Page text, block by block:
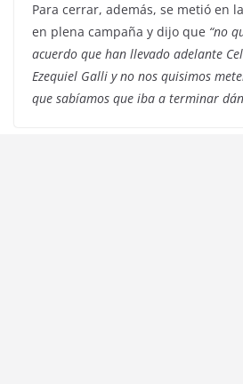
Para cerrar, además, se metió en
en plena campaña y dijo que “no
acuerdo que han llevado adelante
Ezequiel Galli y no nos quisimos
que sabíamos que iba a terminar